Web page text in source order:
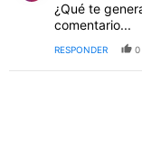
¿Qué te
comentario...
RESPONDER 0